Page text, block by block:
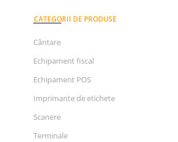
CATEGORII DE PRODUSE
Cântare
Echipament fiscal
Echipament POS
Imprimante de etichete
Scanere
Terminale